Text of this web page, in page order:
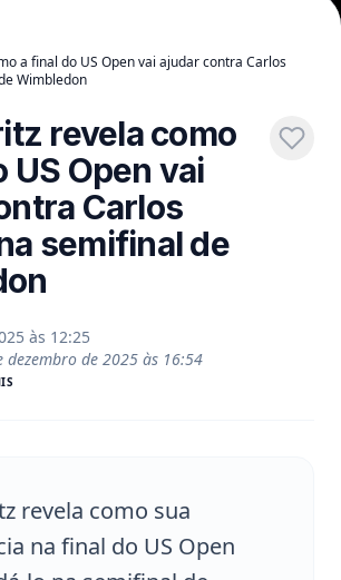
a final do US Open vai ajudar contra Carlos
Wimbledon
revela como
US Open vai
Carlos
semifinal de
às 12:25
dezembro de 2025 às 16:54
revela como sua
na final do US Open